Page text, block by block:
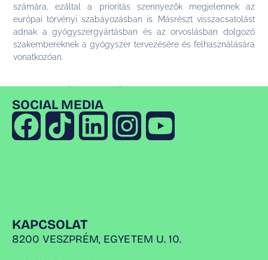
számára, ezáltal a prioritás szennyezők megjelennek az
európai törvényi szabáyozásban is. Másrészt visszacsatolást
adnak a gyógyszergyártásban és az orvoslásban dolgozó
szakembereknek a gyógyszer tervezésére és felhasználására
vonatkozóan.
KAPCSOLAT
8200 VESZPRÉM, EGYETEM U. 10.
SOCIAL MEDIA